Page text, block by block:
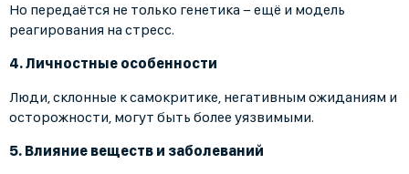
Но передаётся не только генетика − ещё и модель
реагирования на стресс.
4. Личностные особенности
Люди, склонные к самокритике, негативным ожиданиям и
осторожности, могут быть более уязвимыми.
5. Влияние веществ и заболеваний